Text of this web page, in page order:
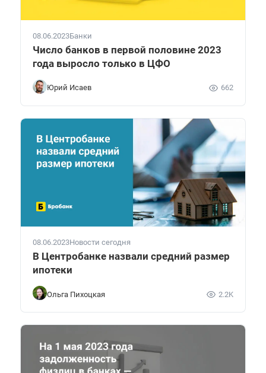
08.06.2023Банки
Число банков в первой половине 2023
года выросло только в ЦФО
Юрий Исаев 662
08.06.2023Новости сегодня
В Центробанке назвали средний размер
ипотеки
Ольга Пихоцкая 2.2K